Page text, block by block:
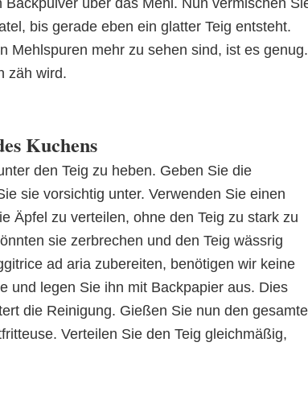
bis gerade eben ein glatter Teig entsteht.
Mehlspuren mehr zu sehen sind, ist es genug.
zäh wird.
Kuchens
den Teig zu heben. Geben Sie die
sie vorsichtig unter. Verwenden Sie einen
Äpfel zu verteilen, ohne den Teig zu stark zu
sie zerbrechen und den Teig wässrig
ad aria zubereiten, benötigen wir keine
und legen Sie ihn mit Backpapier aus. Dies
die Reinigung. Gießen Sie nun den
Verteilen Sie den Teig gleichmäßig,